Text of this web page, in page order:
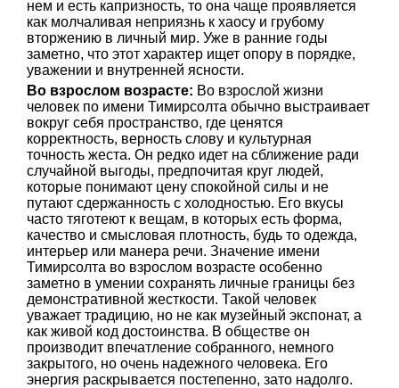
нем и есть капризность, то она чаще проявляется
как молчаливая неприязнь к хаосу и грубому
вторжению в личный мир. Уже в ранние годы
заметно, что этот характер ищет опору в порядке,
уважении и внутренней ясности.
Во взрослом возрасте: Во взрослой жизни
человек по имени Тимирсолта обычно выстраивает
вокруг себя пространство, где ценятся
корректность, верность слову и культурная
точность жеста. Он редко идет на сближение ради
случайной выгоды, предпочитая круг людей,
которые понимают цену спокойной силы и не
путают сдержанность с холодностью. Его вкусы
часто тяготеют к вещам, в которых есть форма,
качество и смысловая плотность, будь то одежда,
интерьер или манера речи. Значение имени
Тимирсолта во взрослом возрасте особенно
заметно в умении сохранять личные границы без
демонстративной жесткости. Такой человек
уважает традицию, но не как музейный экспонат, а
как живой код достоинства. В обществе он
производит впечатление собранного, немного
закрытого, но очень надежного человека. Его
энергия раскрывается постепенно, зато надолго.